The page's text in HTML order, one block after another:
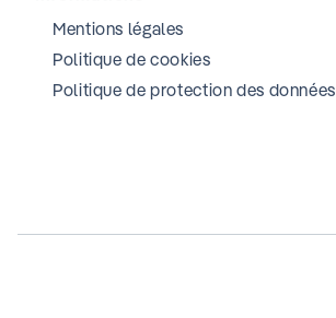
Mentions légales
Politique de cookies
Politique de protection des données